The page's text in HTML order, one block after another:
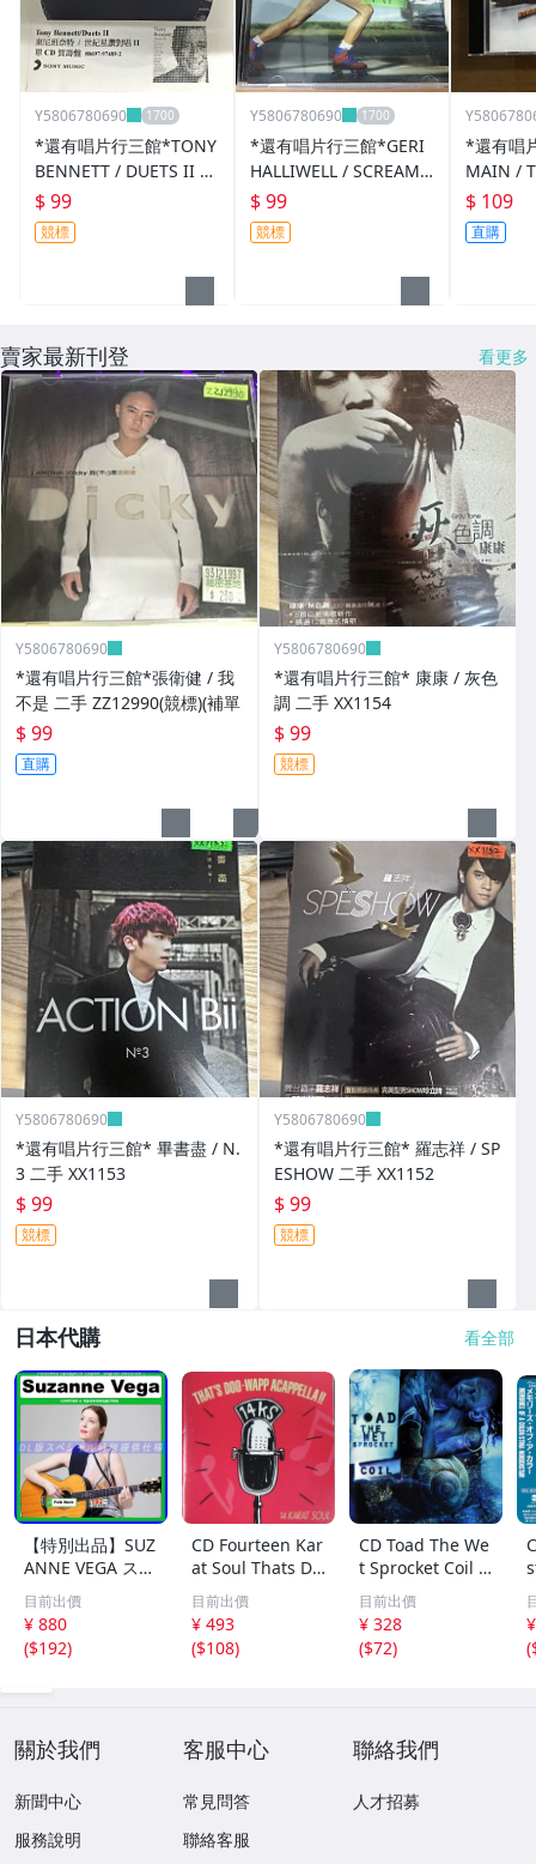
Y5806780690
*還有唱片行三館*TONY
BENNETT / DUETS II 二
手 ZZ14304(競標)
$ 99
競標
Y5806780690
*還有唱片行三館*GERI
HALLIWELL / SCREAM I
F YOU WANNA 二手 ZZ
18128(競標)
$ 99
競標
*還有唱
MAIN /
Y0662
$ 109
直購
賣家最新刊登 看更多
Y5806780690
*還有唱片行三館*張衛健 / 我
不是 二手 ZZ12990(競標)(補單
$ 99
直購
Y5806780690
*還有唱片行三館* 康康 / 灰色
調 二手 XX1154
$ 99
競標
Y5806780690
*還有唱片行三館* 畢書盡 / N.
3 二手 XX1153
$ 99
競標
Y5806780690
*還有唱片行三館* 羅志祥 / SP
ESHOW 二手 XX1152
$ 99
競標
日本代購 看全部
【特別出品】SUZ
ANNE VEGA スザ
ンヌ・ヴェガ 精
選集 100歌 音楽D
L(MP3CD)☆
目前出價
¥ 880
($192)
CD Fourteen Kar
at Soul Thats Do
o-Wapp Acappel
la PCCY00374 Ca
nyon Internatio
nal /00110
目前出價
¥ 493
($108)
CD Toad The We
t Sprocket Coil C
K67862 Columbi
a /00110
目前出價
¥ 328
($72)
(
關於我們
新聞中心
服務說明
客服中心
常見問答
聯絡客服
聯絡我們
人才招募